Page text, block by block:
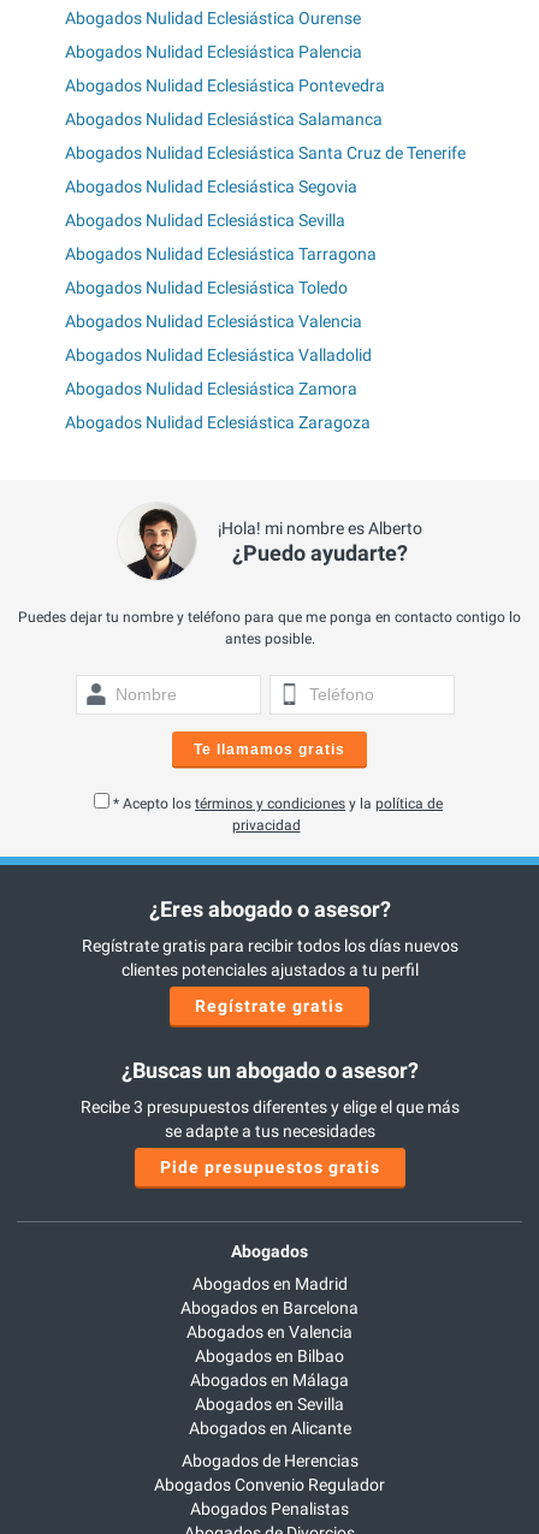
Abogados Nulidad Eclesiástica Ourense
Abogados Nulidad Eclesiástica Palencia
Abogados Nulidad Eclesiástica Pontevedra
Abogados Nulidad Eclesiástica Salamanca
Abogados Nulidad Eclesiástica Santa Cruz de Tenerife
Abogados Nulidad Eclesiástica Segovia
Abogados Nulidad Eclesiástica Sevilla
Abogados Nulidad Eclesiástica Tarragona
Abogados Nulidad Eclesiástica Toledo
Abogados Nulidad Eclesiástica Valencia
Abogados Nulidad Eclesiástica Valladolid
Abogados Nulidad Eclesiástica Zamora
Abogados Nulidad Eclesiástica Zaragoza
¡Hola! mi nombre es Alberto
¿Puedo ayudarte?
Puedes dejar tu nombre y teléfono para que me ponga en contacto contigo lo
antes posible.
Te llamamos gratis
* Acepto los términos y condiciones y la política de
privacidad
¿Eres abogado o asesor?
Regístrate gratis para recibir todos los días nuevos
clientes potenciales ajustados a tu perfil
Regístrate gratis
¿Buscas un abogado o asesor?
Recibe 3 presupuestos diferentes y elige el que más
se adapte a tus necesidades
Pide presupuestos gratis
Abogados
Abogados en Madrid
Abogados en Barcelona
Abogados en Valencia
Abogados en Bilbao
Abogados en Málaga
Abogados en Sevilla
Abogados en Alicante
Abogados de Herencias
Abogados Convenio Regulador
Abogados Penalistas